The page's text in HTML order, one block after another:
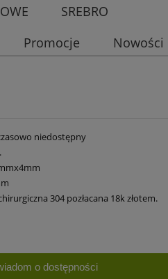
SREBRO
Promocje Nowości
niedostępny
304 pozłacana 18k złotem.
o dostępności